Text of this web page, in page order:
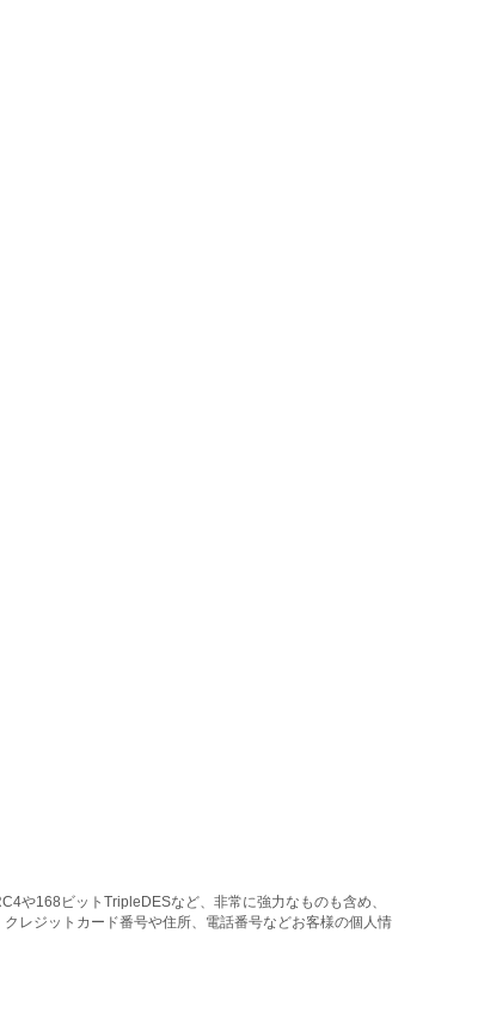
や168ビットTripleDESなど、非常に強力なものも含め、
レジットカード番号や住所、電話番号などお客様の個人情